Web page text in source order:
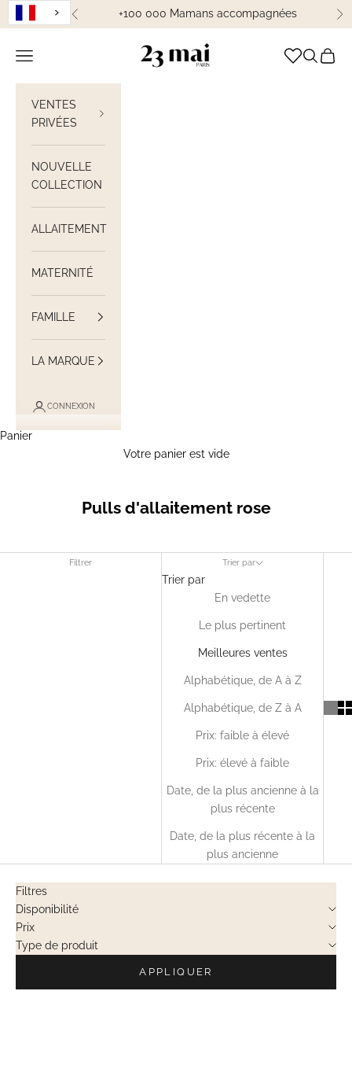
Passer au contenu
Précédent+100 000 Mamans accompagnées
23 Mai Paris
Ouvrir la navigation Ouvrir la
Voir
VENTES
PRIVÉES
NOUVELLE
COLLECTION
ALLAITEMENT
MATERNITÉ
FAMILLE
LA MARQUE
CONNEXION
Panier
Votre panier est vide
Pulls d'allaitement rose
Filtrer Trier par
Trier par
En vedette
Le plus pertinent
Meilleures ventes
Alphabétique, de A à Z
Alphabétique, de Z à A
Prix: faible à élevé
Prix: élevé à faible
Date, de la plus ancienne à la
plus récente
Date, de la plus récente à la
plus ancienne
Filtres
Disponibilité
Prix
Type de produit
APPLIQUER